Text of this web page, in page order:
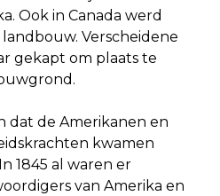
Ook in Canada werd
Verscheidene
gekapt om plaats te
dat de Amerikanen en
kwamen
1845 al waren er
van Amerika en